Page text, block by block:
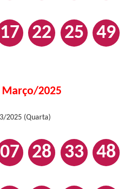
17 22 25 49
Março/2025
2025 (Quarta)
07 28 33 48